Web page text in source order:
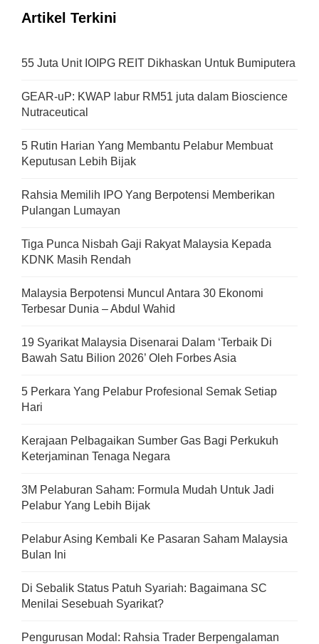
Artikel Terkini
55 Juta Unit IOIPG REIT Dikhaskan Untuk Bumiputera
GEAR-uP: KWAP labur RM51 juta dalam Bioscience
Nutraceutical
5 Rutin Harian Yang Membantu Pelabur Membuat
Keputusan Lebih Bijak
Rahsia Memilih IPO Yang Berpotensi Memberikan
Pulangan Lumayan
Tiga Punca Nisbah Gaji Rakyat Malaysia Kepada
KDNK Masih Rendah
Malaysia Berpotensi Muncul Antara 30 Ekonomi
Terbesar Dunia – Abdul Wahid
19 Syarikat Malaysia Disenarai Dalam ‘Terbaik Di
Bawah Satu Bilion 2026’ Oleh Forbes Asia
5 Perkara Yang Pelabur Profesional Semak Setiap
Hari
Kerajaan Pelbagaikan Sumber Gas Bagi Perkukuh
Keterjaminan Tenaga Negara
3M Pelaburan Saham: Formula Mudah Untuk Jadi
Pelabur Yang Lebih Bijak
Pelabur Asing Kembali Ke Pasaran Saham Malaysia
Bulan Ini
Di Sebalik Status Patuh Syariah: Bagaimana SC
Menilai Sesebuah Syarikat?
Pengurusan Modal: Rahsia Trader Berpengalaman